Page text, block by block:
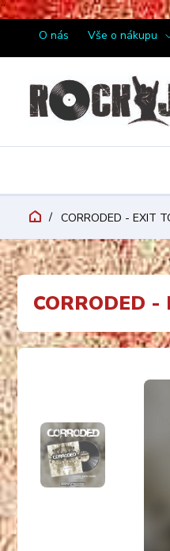
¨
O nás Vše o nákupu
CORRODED - EXIT
CORRODED